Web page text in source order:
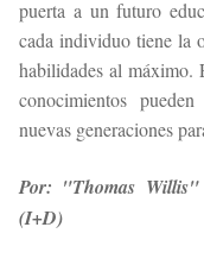
puerta a un futuro
cada individuo tiene la
habilidades al máximo.
conocimientos
nuevas generaciones
Por: "Thomas Willis"
(I+D)